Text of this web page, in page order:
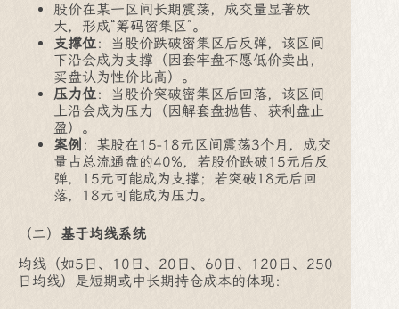
股价在某一区间长期震荡，成交量显著放
大，形成“筹码密集区”。
支撑位：当股价跌破密集区后反弹，该区间
下沿会成为支撑（因套牢盘不愿低价卖出，
买盘认为性价比高）。
压力位：当股价突破密集区后回落，该区间
上沿会成为压力（因解套盘抛售、获利盘止
盈）。
案例 ：某股在15-18元区间震荡3个月，成交
量占总流通盘的40%，若股价跌破15元后反
弹，15元可能成为支撑；若突破18元后回
落，18元可能成为压力。
（二） 基于均线系统
均线（如5日、10日、20日、60日、120日、250
日均线）是短期或中长期持仓成本的体现：